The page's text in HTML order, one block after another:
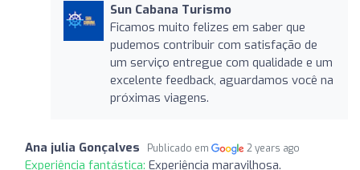
Sun Cabana Turismo
Ficamos muito felizes em saber que
pudemos contribuir com satisfação de
um serviço entregue com qualidade e um
excelente feedback, aguardamos você na
próximas viagens.
Ana julia Gonçalves Publicado em 2 years ago
Experiência fantástica: Experiência maravilhosa.